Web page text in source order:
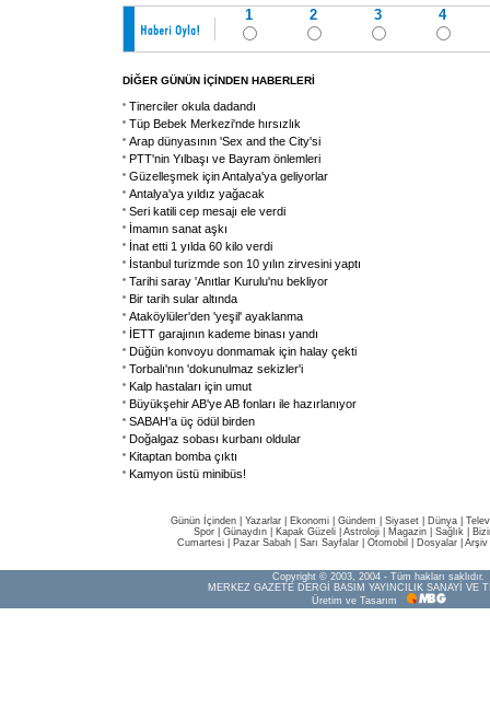
1 2 3 4
DİĞER GÜNÜN İÇİNDEN HABERLERİ
Tinerciler okula dadandı
Tüp Bebek Merkezi'nde hırsızlık
Arap dünyasının 'Sex and the City'si
PTT'nin Yılbaşı ve Bayram önlemleri
Güzelleşmek için Antalya'ya geliyorlar
Antalya'ya yıldız yağacak
Seri katili cep mesajı ele verdi
İmamın sanat aşkı
İnat etti 1 yılda 60 kilo verdi
İstanbul turizmde son 10 yılın zirvesini yaptı
Tarihi saray 'Anıtlar Kurulu'nu bekliyor
Bir tarih sular altında
Ataköylüler'den 'yeşil' ayaklanma
İETT garajının kademe binası yandı
Düğün konvoyu donmamak için halay çekti
Torbalı'nın 'dokunulmaz sekizler'i
Kalp hastaları için umut
Büyükşehir AB'ye AB fonları ile hazırlanıyor
SABAH'a üç ödül birden
Doğalgaz sobası kurbanı oldular
Kitaptan bomba çıktı
Kamyon üstü minibüs!
Günün İçinden Yazarlar Ekonomi Gündem Siyaset Dünya |
Spor
Günaydın Kapak Güzeli Astroloji Magazin Sağlık
Cumartesi
Pazar Sabah Sarı Sayfalar Otomobil Dosyalar Arşiv
Copyright © 2003, 2004 - Tüm hakları saklıdır.
MERKEZ GAZETE DERGİ BASIM YAYINCILIK SANAYİ VE
Üretim ve Tasarım